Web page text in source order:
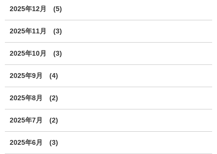
2025年12月 (5)
2025年11月 (3)
2025年10月 (3)
2025年9月 (4)
2025年8月 (2)
2025年7月 (2)
2025年6月 (3)